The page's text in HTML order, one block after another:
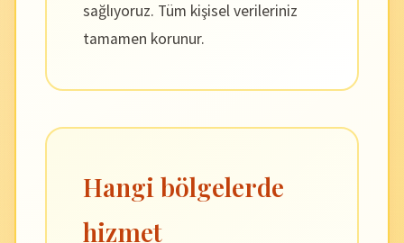
sağlıyoruz. Tüm kişisel verileriniz
tamamen korunur.
Hangi bölgelerde
hizmet